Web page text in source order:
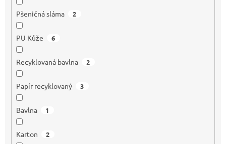
Pšeničná sláma 2
PU Kůže 6
Recyklovaná bavlna 2
Papír recyklovaný 3
Bavlna 1
Karton 2